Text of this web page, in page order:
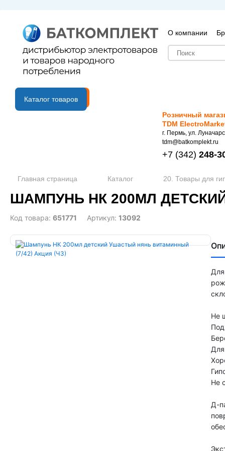
О компании
B2B портал
Каталог товаров
Розничный
TDM
г. Пермь, ул.
tdm@batkomplekt.ru
+7 (342) 248-
Главная страница Каталог 20. Товары для
ШАМПУНЬ НК 200МЛ
Код товара: 651771 Артикул: 13092
Не
Не
Д-